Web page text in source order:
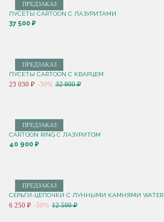
ПРЕДЗАКАЗ
ПУСЕТЫ CARTOON C ЛАЗУРИТАМИ
37 500 ₽
ПРЕДЗАКАЗ
ПУСЕТЫ CARTOON С КВАРЦЕМ
23 030 ₽ -30% 32 900 ₽
ПРЕДЗАКАЗ
CARTOON RING С ЛАЗУРИТОМ
40 900 ₽
ПРЕДЗАКАЗ
СЕРЬГИ-ЦЕПОЧКИ С ЛУННЫМИ КАМНЯМИ WATER
6 250 ₽ -50% 12 500 ₽